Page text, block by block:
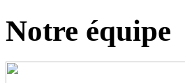
Notre équipe